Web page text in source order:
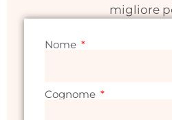
migliore
Nome
Cognome